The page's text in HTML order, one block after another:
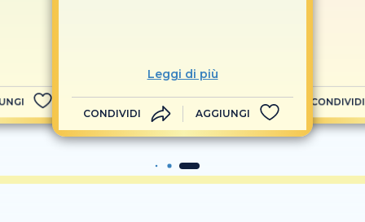
Leggi di più
CONDIVIDI AGGIUNGI
CONDIVIDI